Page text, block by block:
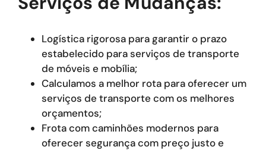
Logística rigorosa para garantir o prazo
estabelecido para serviços de transporte
de móveis e mobília;
Calculamos a melhor rota para oferecer um
serviços de transporte com os melhores
orçamentos;
Frota com caminhões modernos para
oferecer segurança com preço justo e